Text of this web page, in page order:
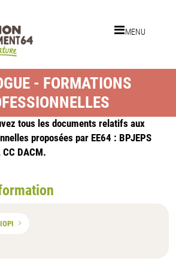
MENU
- FORMATIONS
tous les documents relatifs aux
proposées par EE64 : BPJEPS
CC DACM.